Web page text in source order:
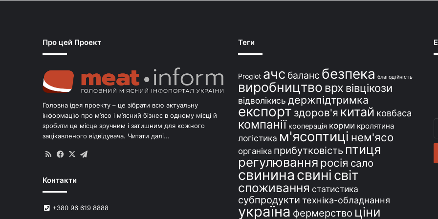
Про цей Проект
Головна ідея проекту – це зібрати всю актуальну
інформацію про м’ясо і м’ясний бізнес в одному місці й
зробити це місце зручним і затишним для кожного
зацікавленого відвідувача. Читати далі...
RSS Facebook
X
Контакти
+380 96 619 8888
Теги
Proglot ачс баланс безпека благодійність
виробництво врх вівцікози
відволікись держпідтримка
експорт здоров'я китай ковбаса
компанії кооперація корми кролятина
логістика м'ясоптиці нем'ясо
органіка прибутковість птиця
регулювання росія сало
свинина свині світ
споживання статистика
субпродукти техніка-обладнання
україна фермерство ціни